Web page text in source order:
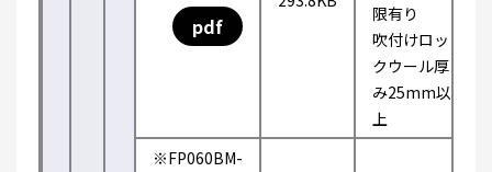
pdf
限有り
吹付けロッ
クウール厚
み25mm以
上
※FP060BM-